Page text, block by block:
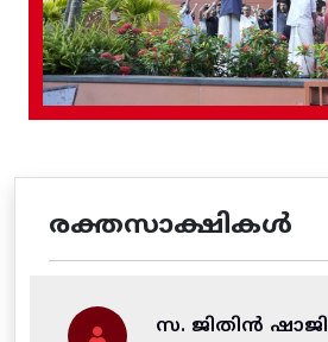
രക്തസാക്ഷികൾ
സ. ജിതിന്‍ ഷാജി